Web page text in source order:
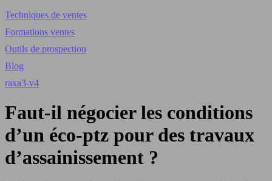
Techniques de ventes
Formations ventes
Outils de prospection
Blog
raxa3-v4
Faut-il négocier les conditions
d’un éco-ptz pour des travaux
d’assainissement ?